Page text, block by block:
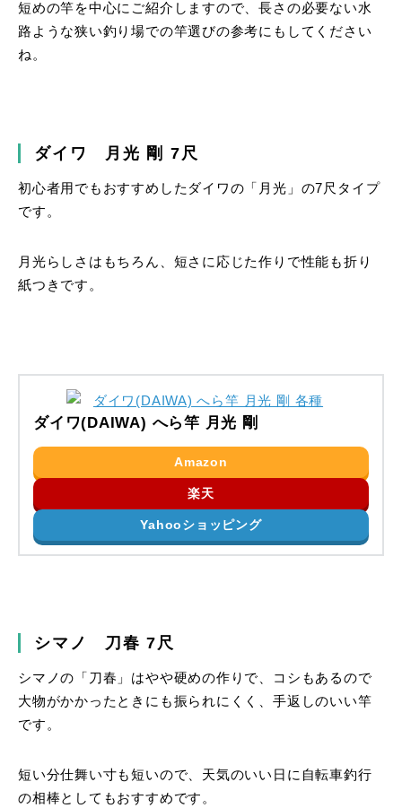
短めの竿を中心にご紹介しますので、長さの必要ない水
路ような狭い釣り場での竿選びの参考にもしてください
ね。
ダイワ 月光 剛 7尺
初心者用でもおすすめしたダイワの「月光」の7尺タイプ
です。
月光らしさはもちろん、短さに応じた作りで性能も折り
紙つきです。
ダイワ(DAIWA) へら竿 月光 剛
Amazon
楽天
Yahooショッピング
シマノ 刀春 7尺
シマノの「刀春」はやや硬めの作りで、コシもあるので
大物がかかったときにも振られにくく、手返しのいい竿
です。
短い分仕舞い寸も短いので、天気のいい日に自転車釣行
の相棒としてもおすすめです。